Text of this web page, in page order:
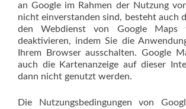
an Google im Rahmen der Nutzung
nicht einverstanden sind, besteht auch
den Webdienst von Google Maps
deaktivieren, indem Sie die
Ihrem Browser ausschalten. Google
auch die Kartenanzeige auf dieser
dann nicht genutzt werden.
Die Nutzungsbedingungen von